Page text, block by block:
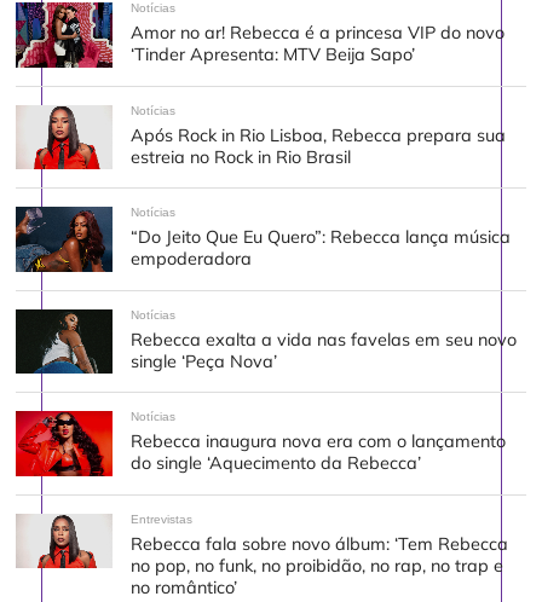
Notícias
Amor no ar! Rebecca é a princesa VIP do novo
‘Tinder Apresenta: MTV Beija Sapo’
Notícias
Após Rock in Rio Lisboa, Rebecca prepara sua
estreia no Rock in Rio Brasil
Notícias
“Do Jeito Que Eu Quero”: Rebecca lança música
empoderadora
Notícias
Rebecca exalta a vida nas favelas em seu novo
single ‘Peça Nova’
Notícias
Rebecca inaugura nova era com o lançamento
do single ‘Aquecimento da Rebecca’
Entrevistas
Rebecca fala sobre novo álbum: ‘Tem Rebecca
no pop, no funk, no proibidão, no rap, no trap e
no romântico’